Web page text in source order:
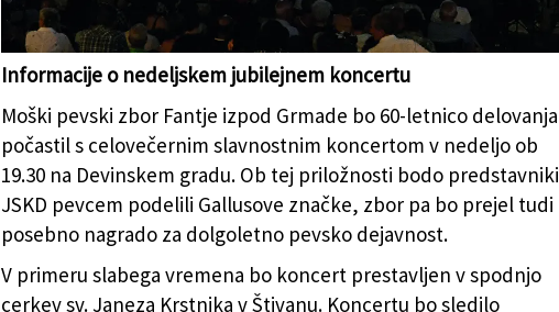
Zbor Fantje izpod Grmade na enem od večerov v devinskem portiču
(FOTODAMJ@N)
Informacije o nedeljskem jubilejnem koncertu
Moški pevski zbor Fantje izpod Grmade bo 60-letnico delovanja
počastil s celovečernim slavnostnim koncertom v nedeljo ob
19.30 na Devinskem gradu. Ob tej priložnosti bodo predstavniki
JSKD pevcem podelili Gallusove značke, zbor pa bo prejel tudi
posebno nagrado za dolgoletno pevsko dejavnost.
V primeru slabega vremena bo koncert prestavljen v spodnjo
cerkev sv. Janeza Krstnika v Štivanu. Koncertu bo sledilo